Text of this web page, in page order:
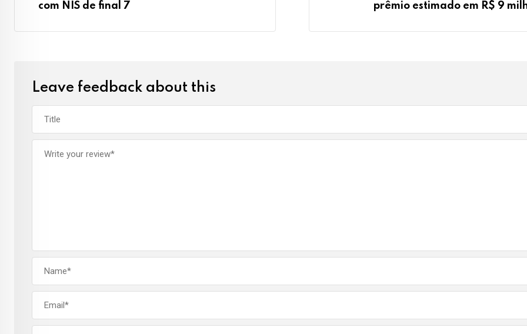
com NIS de final 7
prêmio estimado em R$ 9
Leave feedback about this